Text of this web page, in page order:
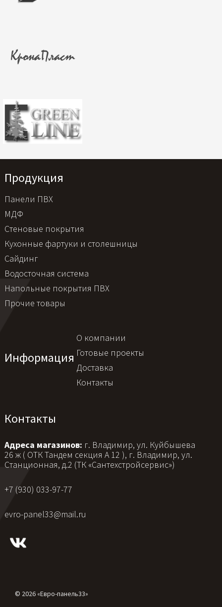
Продукция
Панели ПВХ
МДФ
Стеновые покрытия
Кухонные фартуки и столешницы
Сайдинг
Водосточная система
Напольные покрытия ПВХ
Прочие товары
Информация
О компании
Готовые проекты
Доставка
Контакты
Контакты
Адреса магазинов: г. Владимир, ул. Куйбышева
26 ж ( ОТК Тандем секция А 12 ), г. Владимир, ул.
Станционная, д.2 (ТК «Сантехстройсервис»)
+7 (930) 033-97-77
evro-panel33@mail.ru
© 2026 «Евро-панель33»